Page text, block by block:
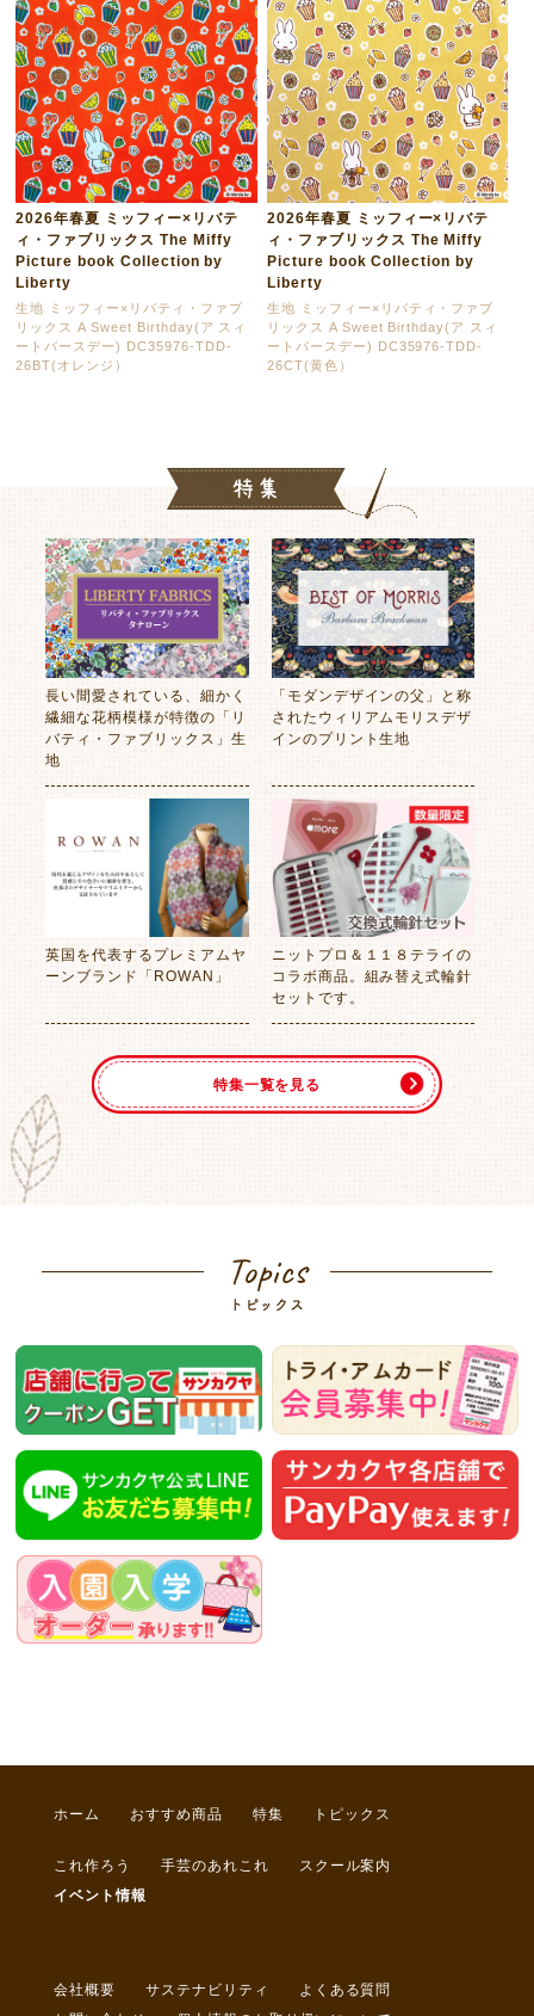
2026年春夏 ミッフィー×リバテ
ィ・ファブリックス The Miffy
Picture book Collection by
Liberty
生地 ミッフィー×リバティ・ファブ
リックス A Sweet Birthday(ア スィ
ートバースデー) DC35976-TDD-
26BT(オレンジ）
2026年春夏 ミッフィー×リバテ
ィ・ファブリックス The Miffy
Picture book Collection by
Liberty
生地 ミッフィー×リバティ・ファブ
リックス A Sweet Birthday(ア スィ
ートバースデー) DC35976-TDD-
26CT(黄色）
長い間愛されている、細かく
繊細な花柄模様が特徴の「リ
バティ・ファブリックス」生
地
「モダンデザインの父」と称
されたウィリアムモリスデザ
インのプリント生地
英国を代表するプレミアムヤ
ーンブランド「ROWAN」
ニットプロ＆１１８テライの
コラボ商品。組み替え式輪針
セットです。
特集一覧を見る
Topics
トピックス
ホーム おすすめ商品 特集 トピックス
これ作ろう 手芸のあれこれ
スクール案内
イベント情報
会社概要 サステナビリティ
よくある質問